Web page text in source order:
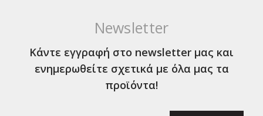
Newsletter
Κάντε εγγραφή στο newsletter μας και
ενημερωθείτε σχετικά με όλα μας τα
προϊόντα!